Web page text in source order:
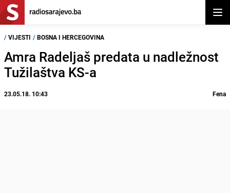
/ VIJESTI / BOSNA I HERCEGOVINA
Amra Radeljaš predata u nadležnost
Tužilaštva KS-a
23.05.18. 10:43 Fena